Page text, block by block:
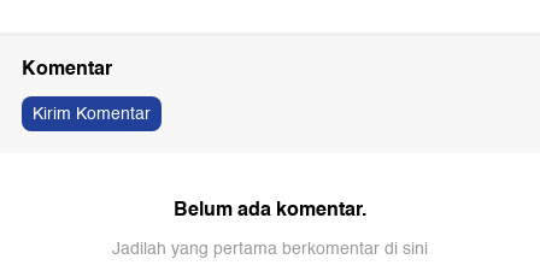
Komentar
Kirim Komentar
Belum ada komentar.
Jadilah yang pertama berkomentar di sini